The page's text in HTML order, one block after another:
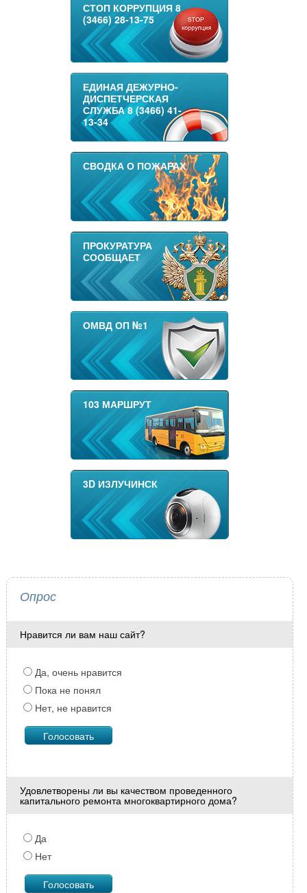
СТОП КОРРУПЦИЯ 8
(3466) 28-13-75
ЕДИНАЯ ДЕЖУРНО-
ДИСПЕТЧЕРСКАЯ
СЛУЖБА 8 (3466) 41-
13-34
СВОДКА О ПОЖАРАХ
ПРОКУРАТУРА
СООБЩАЕТ
ОМВД ОП №1
103 МАРШРУТ
3D ИЗЛУЧИНСК
Опрос
Нравится ли вам наш сайт?
Да, очень нравится
Пока не понял
Нет, не нравится
Удовлетворены ли вы качеством проведенного
капитального ремонта многоквартирного дома?
Да
Нет